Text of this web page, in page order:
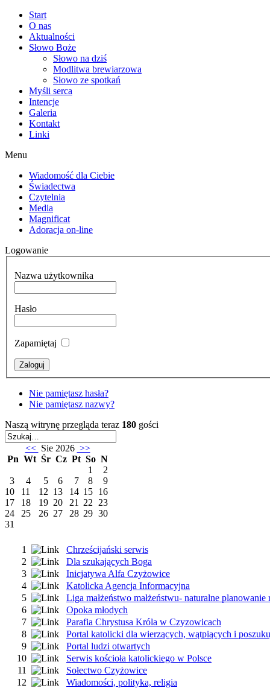
Start
O nas
Aktualności
Słowo Boże
Słowo na dziś
Modlitwa brewiarzowa
Słowo ze spotkań
Myśli serca
Intencje
Galeria
Kontakt
Linki
Menu
Wiadomość dla Ciebie
Świadectwa
Czytelnia
Media
Magnificat
Adoracja on-line
Logowanie
Nazwa użytkownika
Hasło
Zapamiętaj
Nie pamiętasz hasła?
Nie pamiętasz nazwy?
Naszą witrynę przegląda teraz 180 gości
<< Sie 2026 >>
Pn Wt Śr Cz Pt So N
1
2
3
4 5 6 7 8
9
10
11 12 13 14 15 16
17
18 19 20 21 22
23
24
25 26 27 28 29 30
31
1
Chrześcijański serwis
2
Dla szukających Boga
3
Inicjatywa Alfa Czyżowice
4
Katolicka Agencja Informacyjna
5
Liga małżeństwo małżeństwu- naturalne planowanie
6
Opoka młodych
7
Parafia Chrystusa Króla w Czyzowicach
8
Portal katolicki dla wierzących, wątpiących i
9
Portal ludzi otwartych
10
Serwis kościoła katolickiego w Polsce
11
Sołectwo Czyżowice
12
Wiadomości, polityka, religia